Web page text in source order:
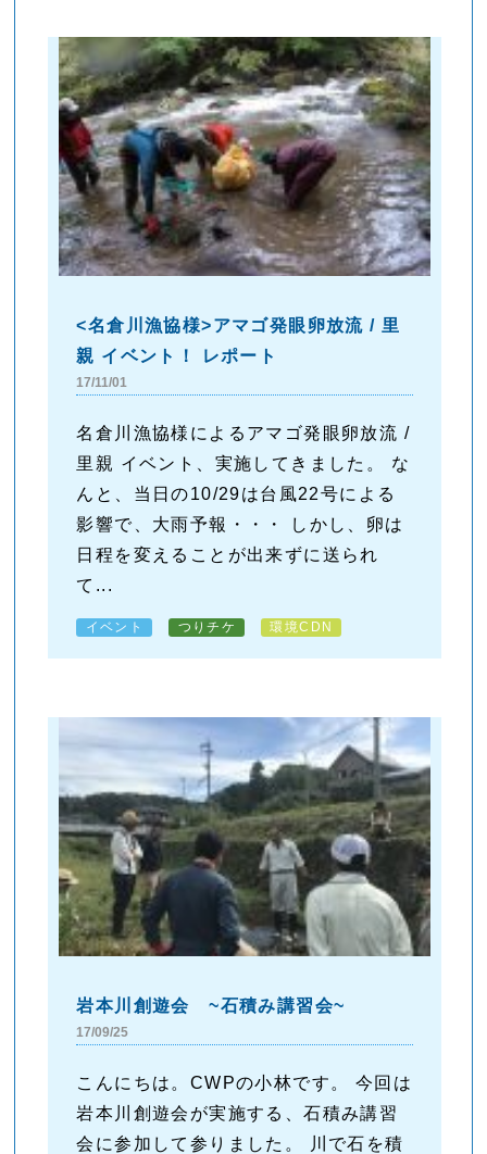
<名倉川漁協様>アマゴ発眼卵放流 / 里
親 イベント！ レポート
17/11/01
名倉川漁協様によるアマゴ発眼卵放流 /
里親 イベント、実施してきました。 な
んと、当日の10/29は台風22号による
影響で、大雨予報・・・ しかし、卵は
日程を変えることが出来ずに送られ
て...
イベント つりチケ 環境CDN
岩本川創遊会 ~石積み講習会~
17/09/25
こんにちは。CWPの小林です。 今回は
岩本川創遊会が実施する、石積み講習
会に参加して参りました。 川で石を積